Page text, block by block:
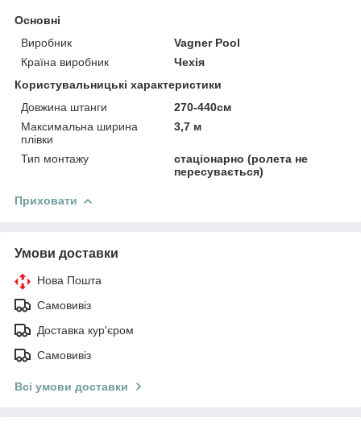
Основні
Виробник
Vagner Pool
Країна виробник
Чехія
Користувальницькі характеристики
Довжина штанги
270-440см
Максимальна ширина
плівки
3,7 м
Тип монтажу
стаціонарно (ролета не
пересувається)
Приховати
Умови доставки
Нова Пошта
Самовивіз
Доставка кур'єром
Самовивіз
Всі умови доставки